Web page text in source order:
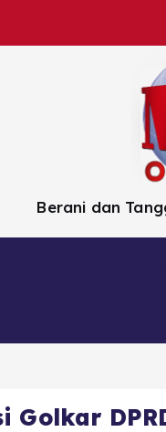
Berani dan
Golkar